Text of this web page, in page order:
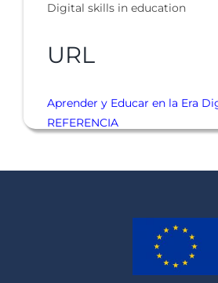
Digital skills in education
URL
Aprender y Educar en la Era
REFERENCIA